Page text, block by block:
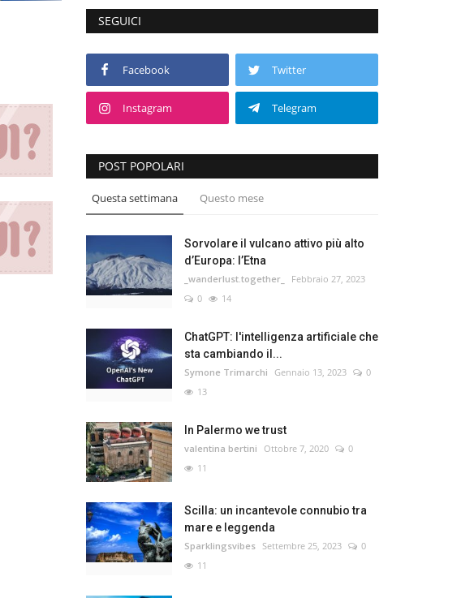
SEGUICI
Facebook Twitter
Instagram Telegram
POST POPOLARI
Questa settimana Questo mese
Sorvolare il vulcano attivo più alto
d’Europa: l’Etna
_wanderlust.together_
Febbraio 27, 2023
0
14
ChatGPT: l'intelligenza artificiale che
sta cambiando il...
Symone Trimarchi Gennaio 13, 2023
0
13
In Palermo we trust
valentina bertini Ottobre 7, 2020
0
11
Scilla: un incantevole connubio tra
mare e leggenda
Sparklingsvibes Settembre 25, 2023
0
11